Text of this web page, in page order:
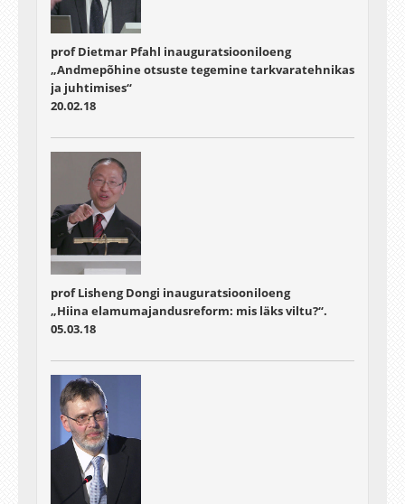
prof Dietmar Pfahl inauguratsiooniloeng
„Andmepõhine otsuste tegemine tarkvaratehnikas
ja juhtimises“
20.02.18
prof Lisheng Dongi inauguratsiooniloeng
„Hiina elamumajandusreform: mis läks viltu?“.
05.03.18